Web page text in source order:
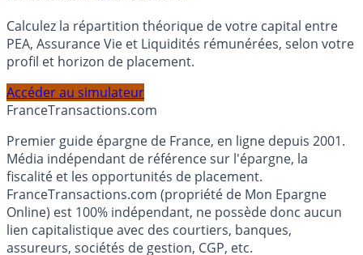
Simulateur d'Allocation
Calculez la répartition théorique de votre capital entre
profil et horizon de placement.
FranceTransactions.com
Premier guide épargne de France, en ligne depuis 2001.
Média indépendant de référence sur l'épargne, la
fiscalité et les opportunités de placement.
FranceTransactions.com (propriété de Mon Epargne
Online) est 100% indépendant, ne possède donc aucun